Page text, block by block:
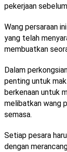
pekerjaan sebelum
Wang persaraan
yang telah
membuatkan
Dalam
penting untuk
berkenaan untuk
melibatkan wang
semasa.
Setiap pesara
dengan